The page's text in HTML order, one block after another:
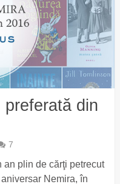
din
7
plin de cărţi petrecut
Nemira, în